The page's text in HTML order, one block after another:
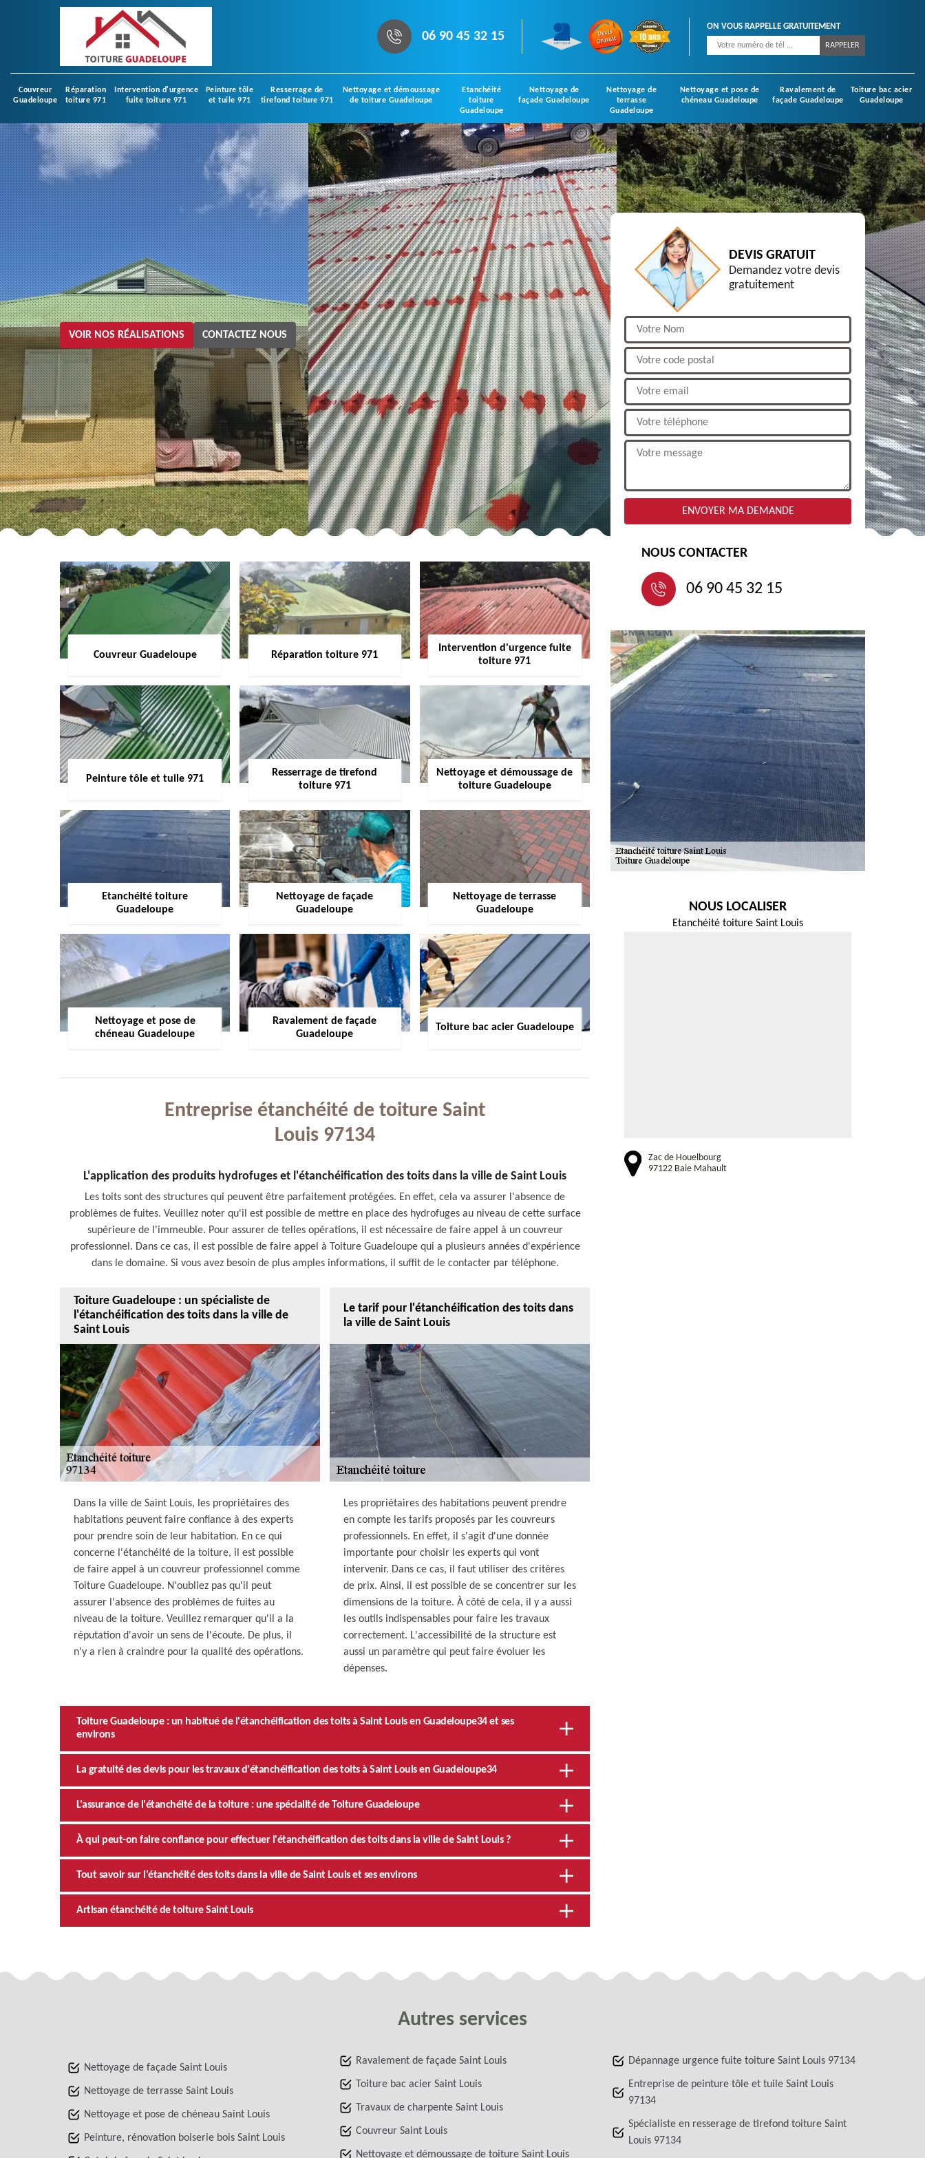
06 90 45 32 15
ON VOUS RAPPELLE GRATUITEMENT
Couvreur
Guadeloupe
Réparation
toiture 971
Intervention d'urgence
fuite toiture 971
Peinture tôle
et tuile 971
Resserrage de
tirefond toiture 971
Nettoyage et démoussage
de toiture Guadeloupe
Etanchéité
toiture
Guadeloupe
Nettoyage de
façade Guadeloupe
Nettoyage de
terrasse
Guadeloupe
Nettoyage et pose de
chéneau Guadeloupe
Ravalement de
façade Guadeloupe
Toiture bac acier
Guadeloupe
VOIR NOS RÉALISATIONS CONTACTEZ NOUS
Couvreur Guadeloupe Réparation toiture 971
Intervention d'urgence fuite
toiture 971
Peinture tôle et tuile 971
Resserrage de tirefond
toiture 971
Nettoyage et démoussage de
toiture Guadeloupe
Etanchéité toiture
Guadeloupe
Nettoyage de façade
Guadeloupe
Nettoyage de terrasse
Guadeloupe
Nettoyage et pose de
chéneau Guadeloupe
Ravalement de façade
Guadeloupe
Toiture bac acier Guadeloupe
Entreprise étanchéité de toiture Saint
Louis 97134
L'application des produits hydrofuges et l'étanchéification des toits dans la ville de Saint Louis
Les toits sont des structures qui peuvent être parfaitement protégées. En effet, cela va assurer l'absence de
problèmes de fuites. Veuillez noter qu'il est possible de mettre en place des hydrofuges au niveau de cette surface
supérieure de l'immeuble. Pour assurer de telles opérations, il est nécessaire de faire appel à un couvreur
professionnel. Dans ce cas, il est possible de faire appel à Toiture Guadeloupe qui a plusieurs années d'expérience
dans le domaine. Si vous avez besoin de plus amples informations, il suffit de le contacter par téléphone.
Toiture Guadeloupe : un spécialiste de
l'étanchéification des toits dans la ville de
Saint Louis
Dans la ville de Saint Louis, les propriétaires des
habitations peuvent faire confiance à des experts
pour prendre soin de leur habitation. En ce qui
concerne l'étanchéité de la toiture, il est possible
de faire appel à un couvreur professionnel comme
Toiture Guadeloupe. N'oubliez pas qu'il peut
assurer l'absence des problèmes de fuites au
niveau de la toiture. Veuillez remarquer qu'il a la
réputation d'avoir un sens de l'écoute. De plus, il
n'y a rien à craindre pour la qualité des opérations.
Le tarif pour l'étanchéification des toits dans
la ville de Saint Louis
Les propriétaires des habitations peuvent prendre
en compte les tarifs proposés par les couvreurs
professionnels. En effet, il s'agit d'une donnée
importante pour choisir les experts qui vont
intervenir. Dans ce cas, il faut utiliser des critères
de prix. Ainsi, il est possible de se concentrer sur les
dimensions de la toiture. À côté de cela, il y a aussi
les outils indispensables pour faire les travaux
correctement. L'accessibilité de la structure est
aussi un paramètre qui peut faire évoluer les
dépenses.
Toiture Guadeloupe : un habitué de l'étanchéification des toits à Saint Louis en Guadeloupe34 et ses
environs
La gratuité des devis pour les travaux d'étanchéification des toits à Saint Louis en Guadeloupe34
L'assurance de l'étanchéité de la toiture : une spécialité de Toiture Guadeloupe
À qui peut-on faire confiance pour effectuer l'étanchéification des toits dans la ville de Saint Louis ?
Tout savoir sur l'étanchéité des toits dans la ville de Saint Louis et ses environs
Artisan étanchéité de toiture Saint Louis
DEVIS GRATUIT
Demandez votre devis
gratuitement
NOUS CONTACTER
06 90 45 32 15
NOUS LOCALISER
Etanchéité toiture Saint Louis
Zac de Houelbourg
97122 Baie Mahault
Autres services
Nettoyage de façade Saint Louis
Nettoyage de terrasse Saint Louis
Nettoyage et pose de chéneau Saint Louis
Peinture, rénovation boiserie bois Saint Louis
Ravalement de façade Saint Louis
Toiture bac acier Saint Louis
Travaux de charpente Saint Louis
Couvreur Saint Louis
Nettoyage et démoussage de toiture Saint Louis
Dépannage urgence fuite toiture Saint Louis 97134
Entreprise de peinture tôle et tuile Saint Louis
97134
Spécialiste en resserage de tirefond toiture Saint
Louis 97134